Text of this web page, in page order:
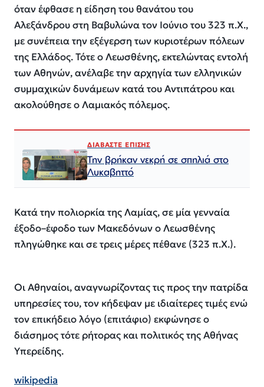
όταν έφθασε η είδηση του θανάτου του
Αλεξάνδρου στη Βαβυλώνα τον Ιούνιο του 323 π.Χ.,
με συνέπεια την εξέγερση των κυριοτέρων πόλεων
της Ελλάδος. Τότε ο Λεωσθένης, εκτελώντας εντολή
των Αθηνών, ανέλαβε την αρχηγία των ελληνικών
συμμαχικών δυνάμεων κατά του Αντιπάτρου και
ακολούθησε ο Λαμιακός πόλεμος.
ΔΙΑΒΑΣΤΕ ΕΠΙΣΗΣ
Την βρήκαν νεκρή σε σπηλιά στο
Λυκαβηττό
Κατά την πολιορκία της Λαμίας, σε μία γενναία
έξοδο–έφοδο των Μακεδόνων ο Λεωσθένης
πληγώθηκε και σε τρεις μέρες πέθανε (323 π.Χ.).
Οι Αθηναίοι, αναγνωρίζοντας τις προς την πατρίδα
υπηρεσίες του, τον κήδεψαν με ιδιαίτερες τιμές ενώ
τον επικήδειο λόγο (επιτάφιο) εκφώνησε ο
διάσημος τότε ρήτορας και πολιτικός της Αθήνας
Υπερείδης.
wikipedia